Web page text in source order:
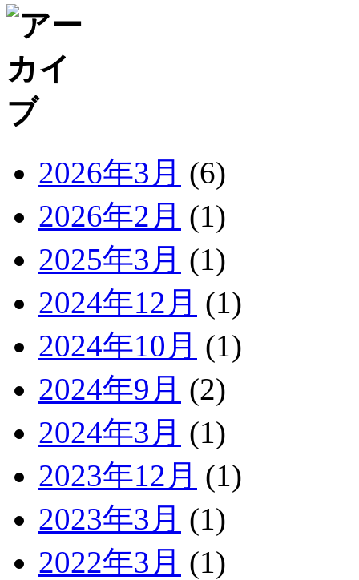
2026年3月 (6)
2026年2月 (1)
2025年3月 (1)
2024年12月 (1)
2024年10月 (1)
2024年9月 (2)
2024年3月 (1)
2023年12月 (1)
2023年3月 (1)
2022年3月 (1)